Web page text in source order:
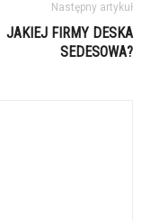
Następny artykuł
JAKIEJ FIRMY DESKA
SEDESOWA?